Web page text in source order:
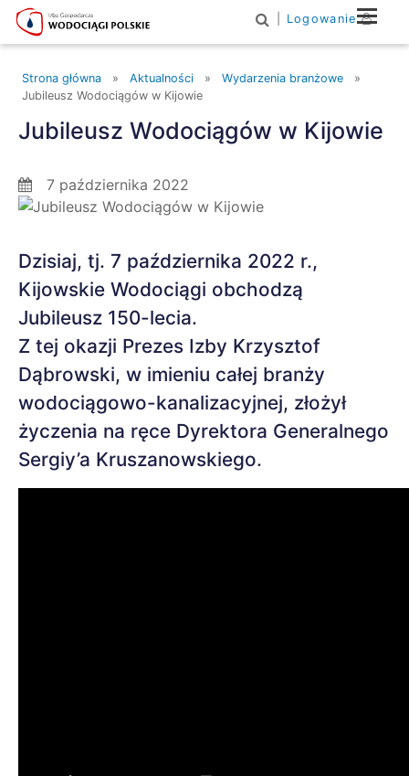
Main Navigation
Logowanie
Strona główna » Aktualności » Wydarzenia branżowe
»
Jubileusz Wodociągów w Kijowie
Jubileusz Wodociągów w Kijowie
7 października 2022
Dzisiaj, tj. 7 października 2022 r.,
Kijowskie Wodociągi obchodzą
Jubileusz 150-lecia.
Z tej okazji Prezes Izby Krzysztof
Dąbrowski, w imieniu całej branży
wodociągowo-kanalizacyjnej, złożył
życzenia na ręce Dyrektora Generalnego
Sergiy’a Kruszanowskiego.